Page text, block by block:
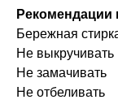
Рекомендации
Бережная
Не выкручивать
Не замачивать
Не отбеливать